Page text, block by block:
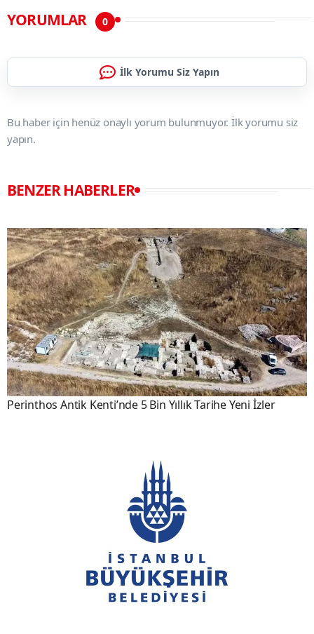
YORUMLAR 0
İlk Yorumu Siz Yapın
Bu haber için henüz onaylı yorum bulunmuyor. İlk yorumu siz
yapın.
BENZER HABERLER
Perinthos Antik Kenti’nde 5 Bin Yıllık Tarihe Yeni İzler